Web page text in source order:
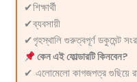
✔শিক্ষার্থী
✔ব্যবসায়ী
✔গৃহস্থালি গুরুত্বপূর্ণ ডকুমেন্ট
কেন এই ফোল্ডারটি কিনবেন?
✔ এলোমেলো কাগজপত্র গুছিয়ে